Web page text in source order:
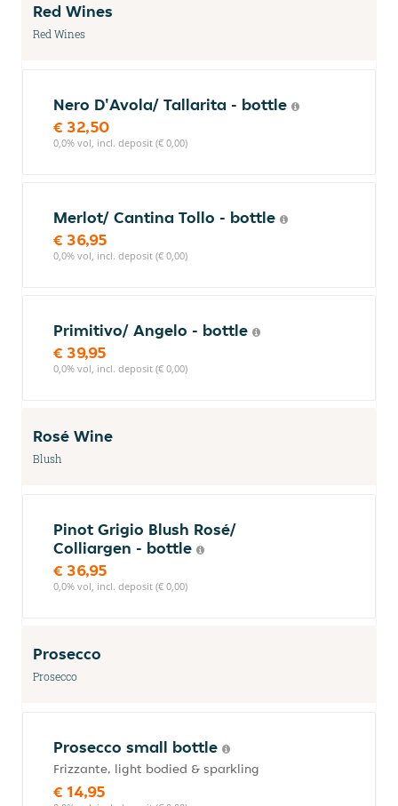
Red Wines
Red Wines
Nero D'Avola/ Tallarita - bottle
€ 32,50
0,0% vol, incl. deposit (€ 0,00)
Merlot/ Cantina Tollo - bottle
€ 36,95
0,0% vol, incl. deposit (€ 0,00)
Primitivo/ Angelo - bottle
€ 39,95
0,0% vol, incl. deposit (€ 0,00)
Rosé Wine
Blush
Pinot Grigio Blush Rosé/
Colliargen - bottle
€ 36,95
0,0% vol, incl. deposit (€ 0,00)
Prosecco
Prosecco
Prosecco small bottle
Frizzante, light bodied & sparkling
€ 14,95